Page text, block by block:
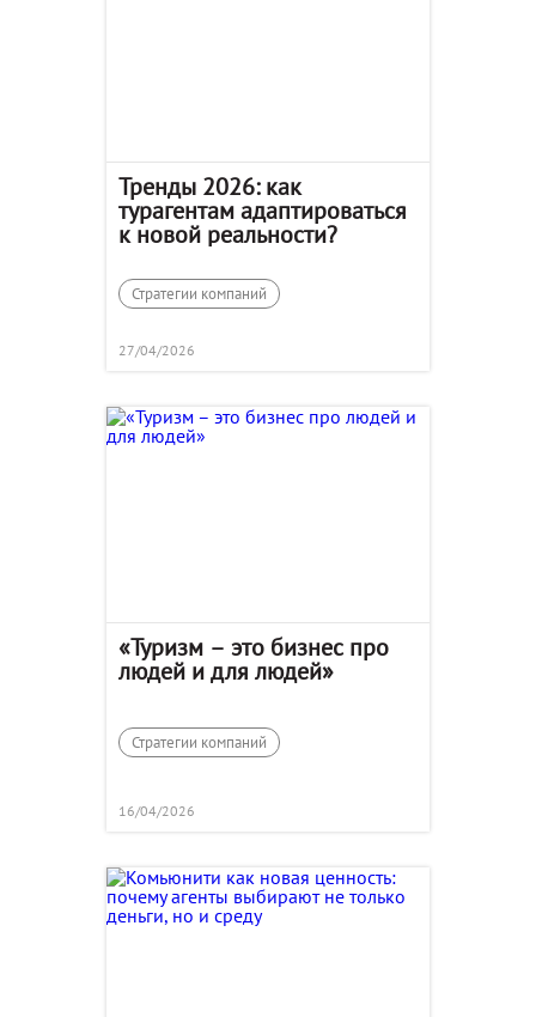
Тренды 2026: как
турагентам адаптироваться
к новой реальности?
Стратегии компаний
27/04/2026
«Туризм – это бизнес про
людей и для людей»
Стратегии компаний
16/04/2026